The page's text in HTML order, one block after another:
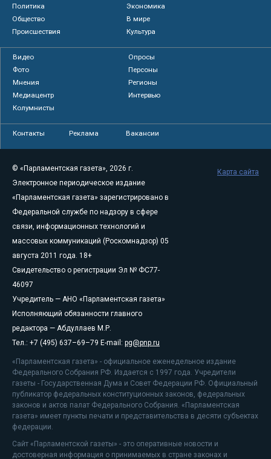
Политика
Экономика
Общество
В мире
Происшествия
Культура
Видео
Опросы
Фото
Персоны
Мнения
Регионы
Медиацентр
Интервью
Колумнисты
Контакты Реклама Вакансии
© «Парламентская газета», 2026 г.
Электронное периодическое издание
«Парламентская газета» зарегистрировано в
Федеральной службе по надзору в сфере
связи, информационных технологий и
массовых коммуникаций (Роскомнадзор) 05
августа 2011 года. 18+
Свидетельство о регистрации Эл № ФС77-
46097
Учредитель — АНО «Парламентская газета»
Исполняющий обязанности главного
редактора — Абдуллаев М.Р.
Тел.: +7 (495) 637–69–79 E-mail: pg@pnp.ru
«Парламентская газета» - официальное еженедельное издание
Федерального Собрания РФ. Издается с 1997 года. Учредители
газеты - Государственная Дума и Совет Федерации РФ. Официальный
публикатор федеральных конституционных законов, федеральных
законов и актов палат Федерального Собрания. «Парламентская
газета» имеет пункты печати и представительства в десяти субъектах
федерации.
Сайт «Парламентской газеты» - это оперативные новости и
достоверная информация о принимаемых в стране законах и
Карта сайта